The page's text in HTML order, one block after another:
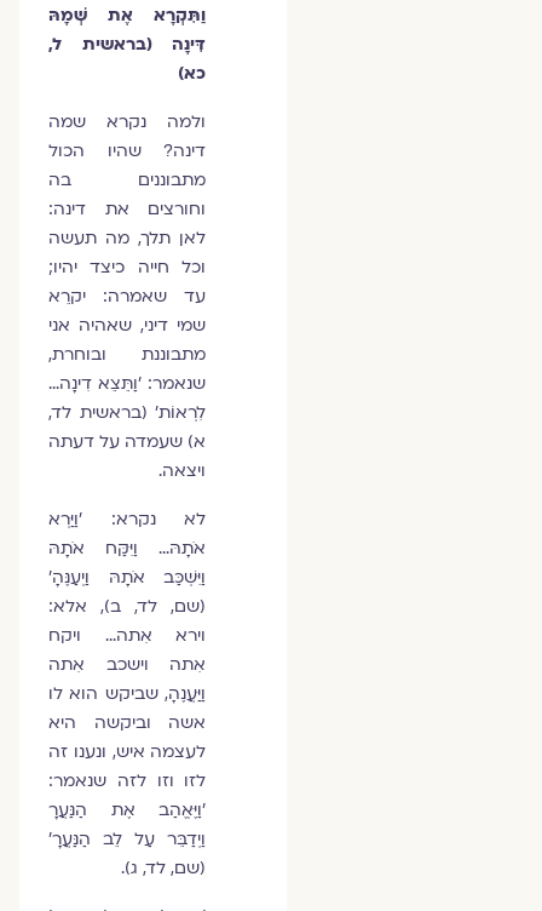
וַתִּקְרָא אֶת שְׁמָהּ
דִּינָה (בראשית ל,
כא)
ולמה נקרא שמה
דינה? שהיו הכול
מתבוננים בה
וחורצים את דינה:
לאן תלך, מה תעשה
וכל חייה כיצד יהיו;
עד שאמרה: יקרֵא
שמי דיני, שאהיה אני
מתבוננת ובוחרת,
שנאמר: 'וַתֵּצֵא דִינָה…
לִרְאוֹת' (בראשית לד,
א) שעמדה על דעתה
ויצאה.
לא נקרא: 'וַיַּרְא
אֹתָהּ… וַיִּקַּח אֹתָהּ
וַיִּשְׁכַּב אֹתָהּ וַיְעַנֶּהָ'
(שם, לד, ב), אלא:
וירא אִתה… ויקח
אִתה וישכב אִתה
וַיַּעֲנֶהָ, שביקש הוא לו
אשה וביקשה היא
לעצמה איש, ונענו זה
לזו וזו לזה שנאמר:
'וַיֶּאֱהַב אֶת הַנַּעֲרָ
וַיְדַבֵּר עַל לֵב הַנַּעֲרָ'
(שם, לד, ג).